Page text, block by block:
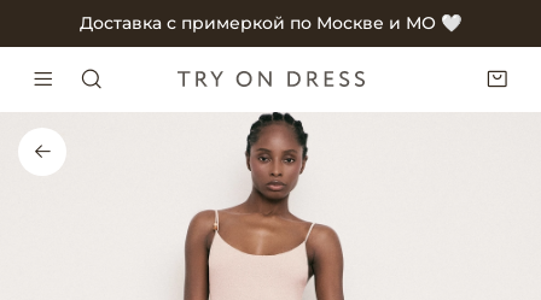
Доставка с примеркой по Москве и МО 🤍